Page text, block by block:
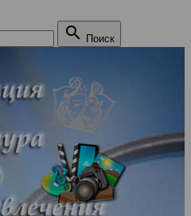
 Поиск